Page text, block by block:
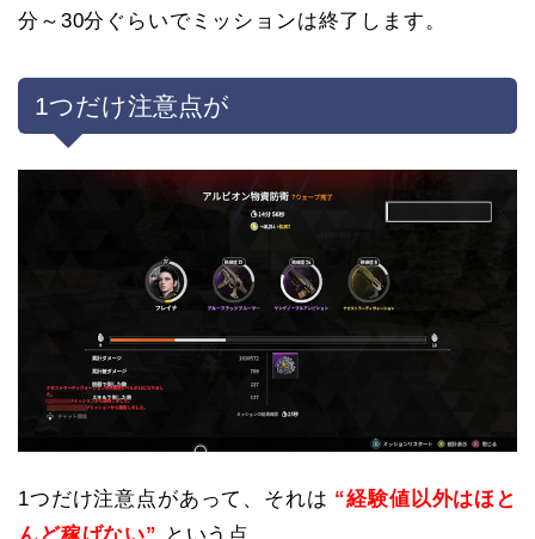
分～30分ぐらいでミッションは終了します。
1つだけ注意点が
1つだけ注意点があって、それは “経験値以外はほと
んど稼げない” という点。